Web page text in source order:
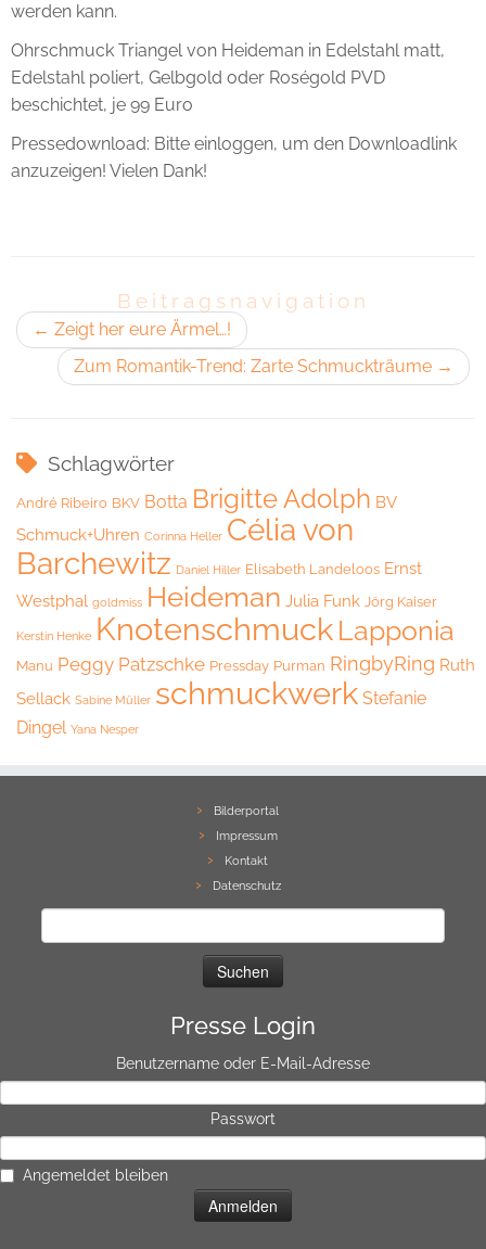
werden kann.
Ohrschmuck Triangel von Heideman in Edelstahl matt,
Edelstahl poliert, Gelbgold oder Roségold PVD
beschichtet, je 99 Euro
Pressedownload: Bitte einloggen, um den Downloadlink
anzuzeigen! Vielen Dank!
Beitragsnavigation
← Zeigt her eure Ärmel…!
Zum Romantik-Trend: Zarte Schmuckträume →
Schlagwörter
André Ribeiro BKV Botta Brigitte Adolph BV
Schmuck+Uhren Corinna Heller Célia von
Barchewitz Daniel Hiller Elisabeth Landeloos Ernst
Westphal goldmiss Heideman Julia Funk Jörg Kaiser
Kerstin Henke Knotenschmuck Lapponia
Manu Peggy Patzschke Pressday Purman RingbyRing Ruth
Sellack Sabine Müller schmuckwerk Stefanie
Dingel Yana Nesper
Bilderportal
Impressum
Kontakt
Datenschutz
Presse Login
Benutzername oder E-Mail-Adresse
Passwort
Angemeldet bleiben